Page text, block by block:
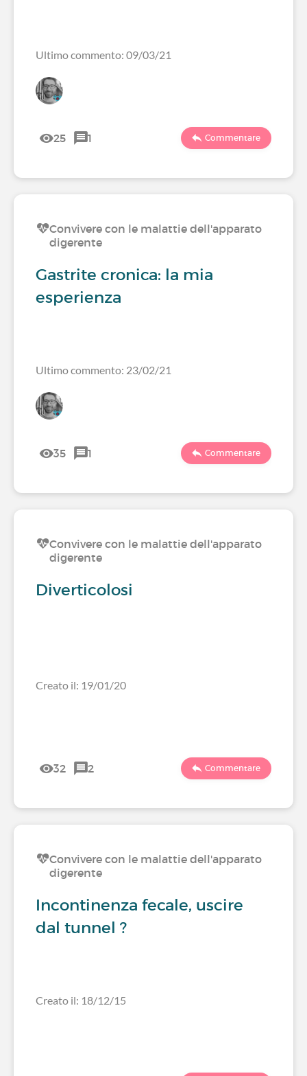
Ultimo commento: 09/03/21
25 1 Commentare
Convivere con le malattie dell'apparato
digerente
Gastrite cronica: la mia
esperienza
Ultimo commento: 23/02/21
35 1 Commentare
Convivere con le malattie dell'apparato
digerente
Diverticolosi
Creato il: 19/01/20
32 2 Commentare
Convivere con le malattie dell'apparato
digerente
Incontinenza fecale, uscire
dal tunnel ?
Creato il: 18/12/15